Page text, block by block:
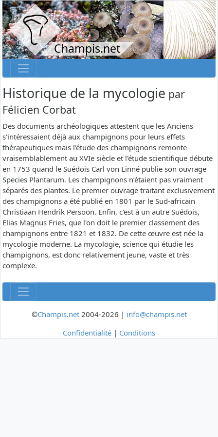
Champis.net
Historique de la mycologie par
Félicien Corbat
Des documents archéologiques attestent que les Anciens
s'intéressaient déjà aux champignons pour leurs effets
thérapeutiques mais l'étude des champignons remonte
vraisemblablement au XVIe siècle et l'étude scientifique débute
en 1753 quand le Suédois Carl von Linné publie son ouvrage
Species Plantarum. Les champignons n’étaient pas vraiment
séparés des plantes. Le premier ouvrage traitant exclusivement
des champignons a été publié en 1801 par le Sud-africain
Christiaan Hendrik Persoon. Enfin, c'est à un autre Suédois,
Elias Magnus Fries, que l'on doit le premier classement des
champignons entre 1821 et 1832. De cette œuvre est née la
mycologie moderne. La mycologie, science qui étudie les
champignons, est donc relativement jeune, vaste et très
complexe.
©Champis.net2004-2026 | info@champis.net
Confidentialité | Conditions